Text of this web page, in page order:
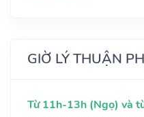
GIỜ LÝ THUẬN
Từ 11h-13h (Ngọ) và